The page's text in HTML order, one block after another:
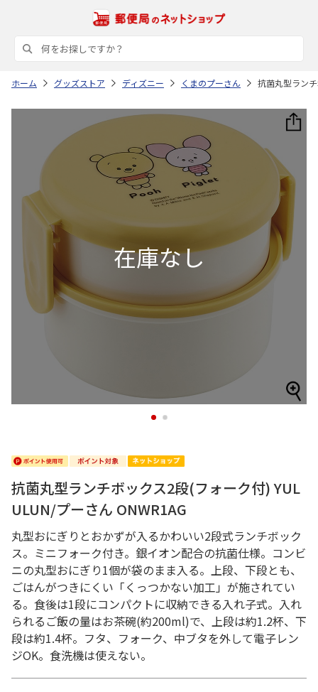
ホーム グッズストア ディズニー くまのプーさん 抗菌丸型ラン
1 2
抗菌丸型ランチボックス2段(フォーク付) YUL
ULUN/プーさん ONWR1AG
丸型おにぎりとおかずが入るかわいい2段式ランチボック
ス。ミニフォーク付き。銀イオン配合の抗菌仕様。コンビ
ニの丸型おにぎり1個が袋のまま入る。上段、下段とも、
ごはんがつきにくい「くっつかない加工」が施されてい
る。食後は1段にコンパクトに収納できる入れ子式。入れ
られるご飯の量はお茶碗(約200ml)で、上段は約1.2杯、下
段は約1.4杯。フタ、フォーク、中ブタを外して電子レン
ジOK。食洗機は使えない。